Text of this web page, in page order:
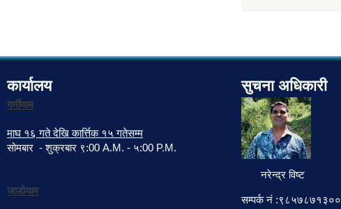
कार्यालय
गर्मीयाम
माघ १६ गते देखि कार्त्तिक १५ गतेसम्म
सोमबार - शुक्रबार ९:00 A.M. - ५:00 P.M.
जाडोयाम
सुचना अधिकारी
नरेन्द्र विष्ट
सम्पर्क नं :९८५७८७१३००